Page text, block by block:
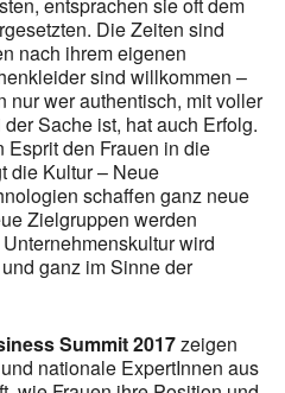
Die Zeiten sind
nach ihrem eigenen
sind willkommen –
nur wer authentisch, mit voller
Sache ist, hat auch Erfolg.
den Frauen in die
die Kultur – Neue
schaffen ganz neue
Zielgruppen werden
wird
ganz im Sinne der
Summit 2017zeigen
nationale ExpertInnen aus